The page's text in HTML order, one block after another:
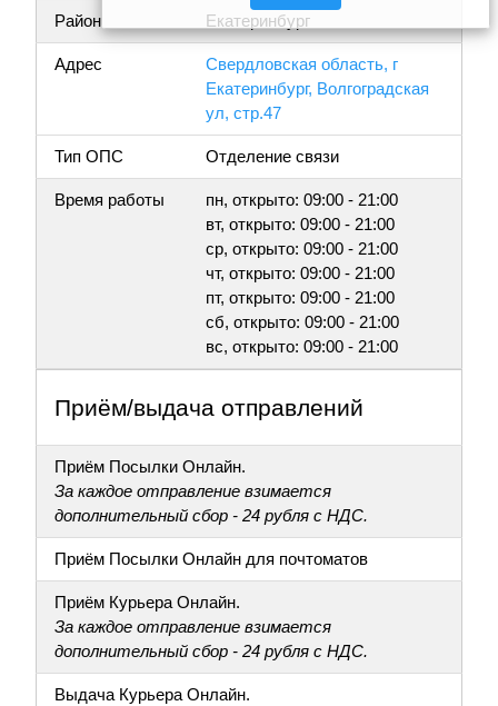
Район Екатеринбург
Адрес
Свердловская область, г
Екатеринбург, Волгоградская
ул, стр.47
Тип ОПС Отделение связи
Время работы
пн, открыто: 09:00 - 21:00
вт, открыто: 09:00 - 21:00
ср, открыто: 09:00 - 21:00
чт, открыто: 09:00 - 21:00
пт, открыто: 09:00 - 21:00
сб, открыто: 09:00 - 21:00
вс, открыто: 09:00 - 21:00
Приём/выдача отправлений
Приём Посылки Онлайн.
За каждое отправление взимается
дополнительный сбор - 24 рубля с НДС.
Приём Посылки Онлайн для почтоматов
Приём Курьера Онлайн.
За каждое отправление взимается
дополнительный сбор - 24 рубля с НДС.
Выдача Курьера Онлайн.